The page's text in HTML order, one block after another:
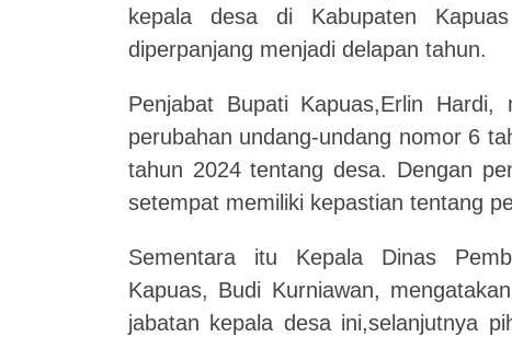
kepala desa di Kabupaten
diperpanjang menjadi delapan tahun.
Penjabat Bupati Kapuas,Erlin Hardi,
perubahan undang-undang nomor 6
tahun 2024 tentang desa. Dengan
setempat memiliki kepastian tentang
Sementara itu Kepala Dinas
Kapuas, Budi Kurniawan,
jabatan kepala desa ini,selanjutnya